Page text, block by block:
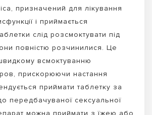
призначений для лікування
і приймається
слід розсмоктувати під
повністю розчинилися. Це
всмоктуванню
прискорюючи настання
приймати таблетку за
передбачуваної сексуальної
можна приймати з їжею або